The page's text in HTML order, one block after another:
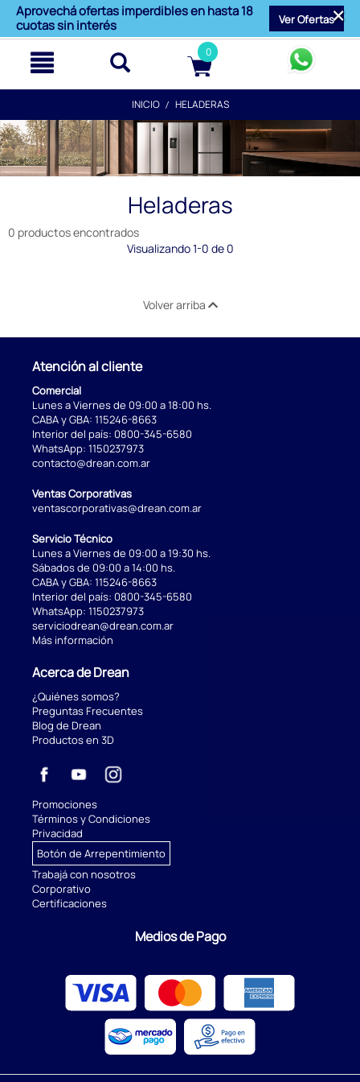
Aprovechá ofertas imperdibles en hasta 18
cuotas sin interés
Ver Ofertas
text.skipToContent
text.skipToNavigation
0
INICIO HELADERAS
Heladeras
0 productos encontrados
Visualizando 1-0 de 0
Volver arriba
Atención al cliente
Comercial
Lunes a Viernes de 09:00 a 18:00 hs.
CABA y GBA: 115246-8663
Interior del país: 0800-345-6580
WhatsApp: 1150237973
contacto@drean.com.ar
Ventas Corporativas
ventascorporativas@drean.com.ar
Servicio Técnico
Lunes a Viernes de 09:00 a 19:30 hs.
Sábados de 09:00 a 14:00 hs.
CABA y GBA: 115246-8663
Interior del país: 0800-345-6580
WhatsApp: 1150237973
serviciodrean@drean.com.ar
Más información
Acerca de Drean
¿Quiénes somos?
Preguntas Frecuentes
Blog de Drean
Productos en 3D
Promociones
Términos y Condiciones
Privacidad
Botón de Arrepentimiento
Trabajá con nosotros
Corporativo
Certificaciones
Medios de Pago